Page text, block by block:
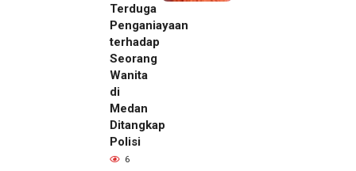
Terduga
Penganiayaan
terhadap
Seorang
Wanita
di
Medan
Ditangkap
Polisi
6
19 jam lalu
Kepala
DPMPTSP
Deli
Serdang